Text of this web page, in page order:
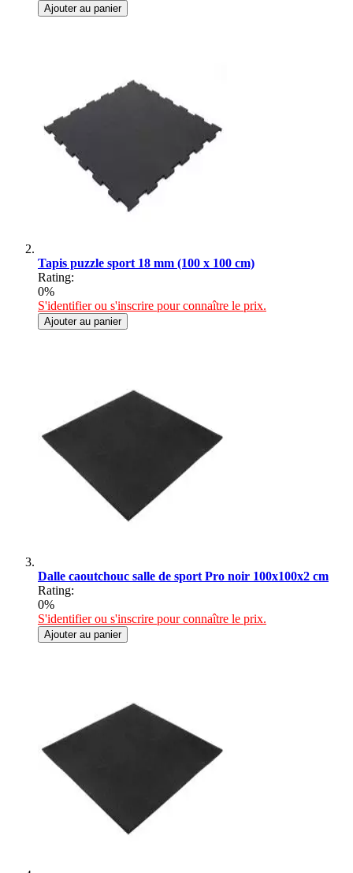
Ajouter au panier
Tapis puzzle sport 18 mm (100 x 100 cm)
Rating:
0%
S'identifier ou s'inscrire pour connaître le prix.
Ajouter au panier
Dalle caoutchouc salle de sport Pro noir 100x100x2 cm
Rating:
0%
S'identifier ou s'inscrire pour connaître le prix.
Ajouter au panier